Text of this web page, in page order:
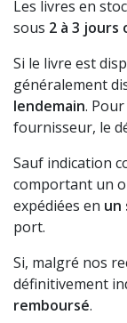
Les livres en
sous 2 à 3 jours
Si le livre est
généralement
lendemain.
fournisseur, le
Sauf indication
comportant un
expédiées en un
port.
Si, malgré nos
définitivement
remboursé.